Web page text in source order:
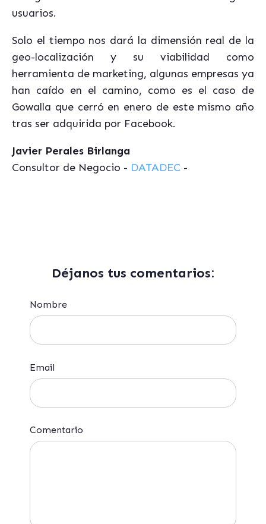
usuarios.
Solo el tiempo nos dará la dimensión real de la
geo-localización y su viabilidad como
herramienta de marketing, algunas empresas ya
han caído en el camino, como es el caso de
Gowalla que cerró en enero de este mismo año
tras ser adquirida por Facebook.
Javier Perales Birlanga
Consultor de Negocio - DATADEC -
Déjanos tus comentarios:
Nombre
Email
Comentario